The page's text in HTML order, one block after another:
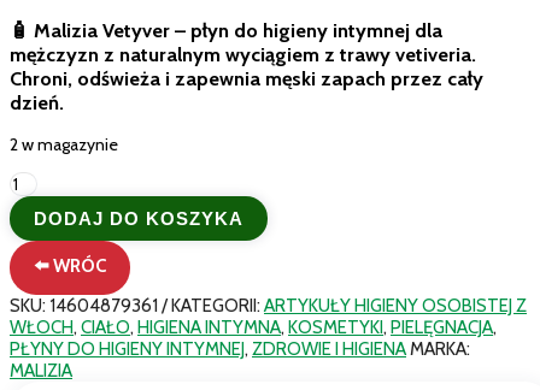
🧴 Malizia Vetyver – płyn do higieny intymnej dla
mężczyzn z naturalnym wyciągiem z trawy vetiveria.
Chroni, odświeża i zapewnia męski zapach przez cały
dzień.
2 w magazynie
ilość
Malizia
Men
–
Płyn
do
higieny
intymnej
dla
mężczyzn
DODAJ DO KOSZYKA
⬅️ WRÓC
SKU: 14604879361 KATEGORII:ARTYKUŁY HIGIENY OSOBISTEJ Z
WŁOCH, CIAŁO, HIGIENA INTYMNA, KOSMETYKI, PIELĘGNACJA,
PŁYNY DO HIGIENY INTYMNEJ, ZDROWIE I HIGIENAMARKA:
MALIZIA